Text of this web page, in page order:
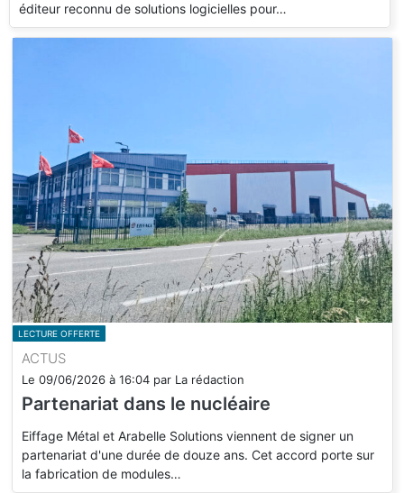
éditeur reconnu de solutions logicielles pour…
LECTURE OFFERTE
ACTUS
Le 09/06/2026 à 16:04 par La rédaction
Partenariat dans le nucléaire
Eiffage Métal et Arabelle Solutions viennent de signer un
partenariat d'une durée de douze ans. Cet accord porte sur
la fabrication de modules…